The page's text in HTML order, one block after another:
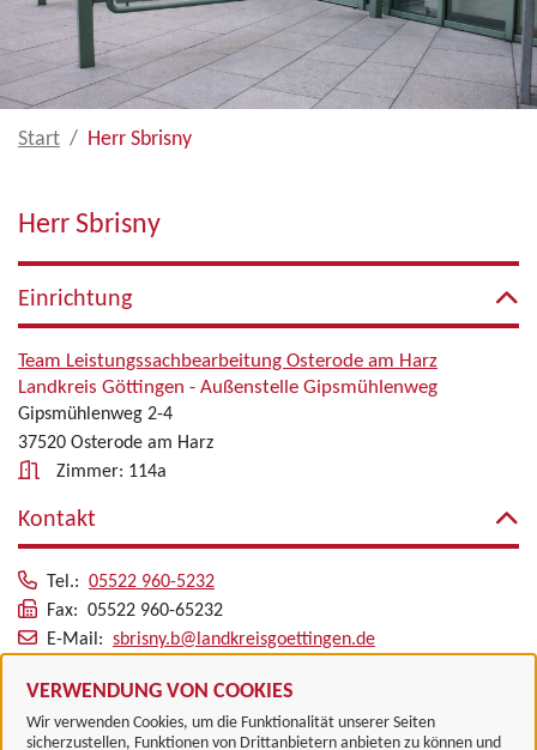
VERWENDUNG VON COOKIES
Wir verwenden Cookies, um die Funktionalität unserer Seiten
sicherzustellen, Funktionen von Drittanbietern anbieten zu können und
Start Herr Sbrisny
Herr Sbrisny
Einrichtung
Team Leistungssachbearbeitung Osterode am Harz
Landkreis Göttingen - Außenstelle Gipsmühlenweg
Gipsmühlenweg 2-4
37520 Osterode am Harz
Zimmer: 114a
Kontakt
Tel.: 05522 960-5232
Fax: 05522 960-65232
E-Mail: sbrisny.b@landkreisgoettingen.de
Alle zugeordneten Einrichtungen